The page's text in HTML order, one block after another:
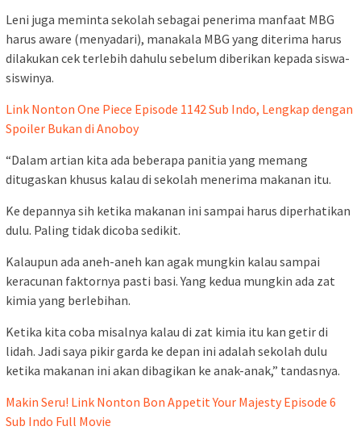
Leni juga meminta sekolah sebagai penerima manfaat MBG
harus aware (menyadari), manakala MBG yang diterima harus
dilakukan cek terlebih dahulu sebelum diberikan kepada siswa-
siswinya.
Link Nonton One Piece Episode 1142 Sub Indo, Lengkap dengan
Spoiler Bukan di Anoboy
“Dalam artian kita ada beberapa panitia yang memang
ditugaskan khusus kalau di sekolah menerima makanan itu.
Ke depannya sih ketika makanan ini sampai harus diperhatikan
dulu. Paling tidak dicoba sedikit.
Kalaupun ada aneh-aneh kan agak mungkin kalau sampai
keracunan faktornya pasti basi. Yang kedua mungkin ada zat
kimia yang berlebihan.
Ketika kita coba misalnya kalau di zat kimia itu kan getir di
lidah. Jadi saya pikir garda ke depan ini adalah sekolah dulu
ketika makanan ini akan dibagikan ke anak-anak,” tandasnya.
Makin Seru! Link Nonton Bon Appetit Your Majesty Episode 6
Sub Indo Full Movie